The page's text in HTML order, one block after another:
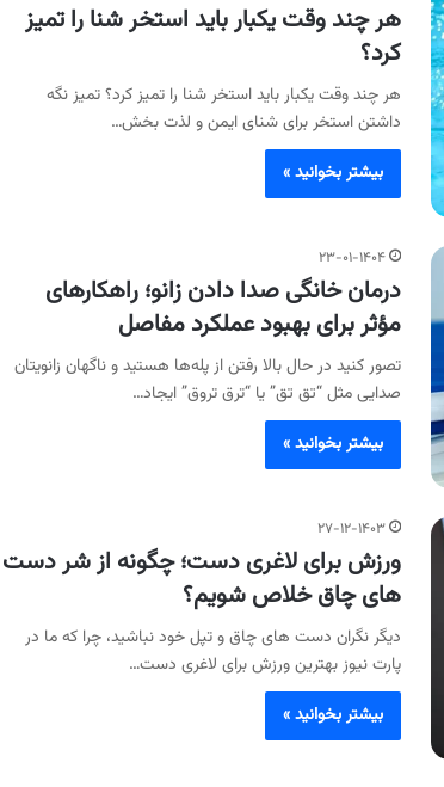
هر چند وقت یکبار باید استخر شنا را تمیز
کرد؟
هر چند وقت یکبار باید استخر شنا را تمیز کرد؟ تمیز نگه
داشتن استخر برای شنای ایمن و لذت بخش…
بیشتر بخوانید »
۲۳-۰۱-۱۴۰۴
درمان خانگی صدا دادن زانو؛ راهکارهای
مؤثر برای بهبود عملکرد مفاصل
تصور کنید در حال بالا رفتن از پله‌ها هستید و ناگهان زانویتان
صدایی مثل “تق تق” یا “ترق تروق” ایجاد…
بیشتر بخوانید »
۲۷-۱۲-۱۴۰۳
ورزش برای لاغری دست؛ چگونه از شر دست
های چاق خلاص شویم؟
دیگر نگران دست های چاق و تپل خود نباشید، چرا که ما در
پارت نیوز بهترین ورزش برای لاغری دست…
بیشتر بخوانید »